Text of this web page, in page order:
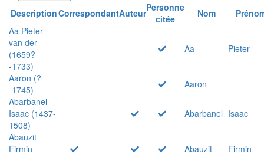
DescriptionCorrespondantAuteurPersonne
citée
Nom
Aa Pieter
van der
(1659?
-1733)
Aa Pieter
Aaron (?
-1745)
Aaron
Abarbanel
Isaac (1437-
1508)
Abarbanel Isaac
Abauzit
Firmin
Abauzit
Firmin